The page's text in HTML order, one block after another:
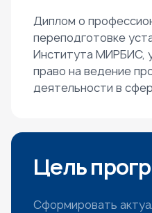
Диплом о
переподготовке
Института МИРБИС,
право на ведение
деятельности в
Цель
Сформировать